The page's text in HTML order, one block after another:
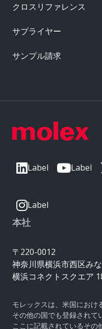
Label Label
Label
本社
〒220-0012
神奈川県横浜市西区み
横浜コネクトスクエア
モレックスは、米国におけ
その他の国でも登録されて
ここに記載されているその
クロスリファレンス
サプライヤー
サンプル請求